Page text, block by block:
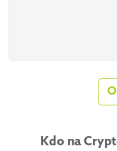
Kdo na